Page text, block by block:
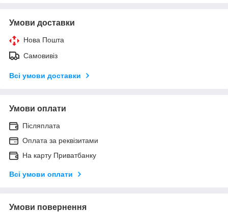
Умови доставки
Нова Пошта
Самовивіз
Всі умови доставки
Умови оплати
Післяплата
Оплата за реквізитами
На карту Приватбанку
Всі умови оплати
Умови повернення